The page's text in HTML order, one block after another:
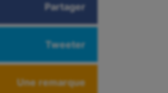
Partager
Tweeter
Une remarque